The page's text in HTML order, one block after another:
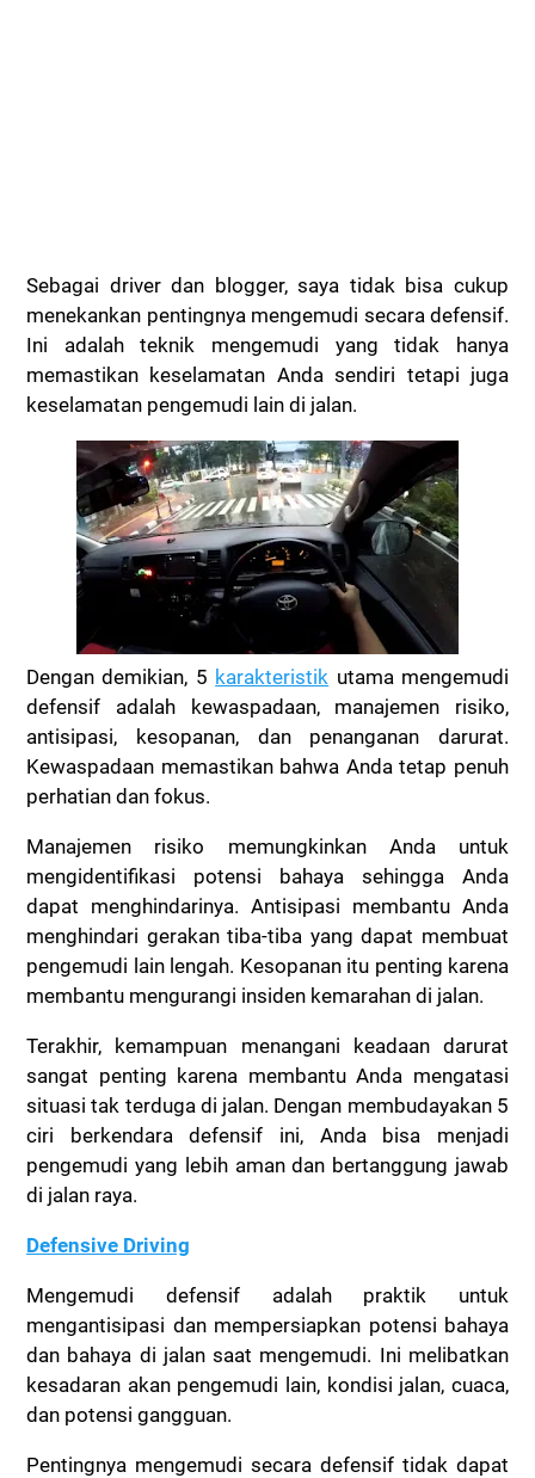
Sebagai driver dan blogger, saya tidak bisa cukup
menekankan pentingnya mengemudi secara defensif.
Ini adalah teknik mengemudi yang tidak hanya
memastikan keselamatan Anda sendiri tetapi juga
keselamatan pengemudi lain di jalan.
Dengan demikian, 5 karakteristik utama mengemudi
defensif adalah kewaspadaan, manajemen risiko,
antisipasi, kesopanan, dan penanganan darurat.
Kewaspadaan memastikan bahwa Anda tetap penuh
perhatian dan fokus.
Manajemen risiko memungkinkan Anda untuk
mengidentifikasi potensi bahaya sehingga Anda
dapat menghindarinya. Antisipasi membantu Anda
menghindari gerakan tiba-tiba yang dapat membuat
pengemudi lain lengah. Kesopanan itu penting karena
membantu mengurangi insiden kemarahan di jalan.
Terakhir, kemampuan menangani keadaan darurat
sangat penting karena membantu Anda mengatasi
situasi tak terduga di jalan. Dengan membudayakan 5
ciri berkendara defensif ini, Anda bisa menjadi
pengemudi yang lebih aman dan bertanggung jawab
di jalan raya.
Defensive Driving
Mengemudi defensif adalah praktik untuk
mengantisipasi dan mempersiapkan potensi bahaya
dan bahaya di jalan saat mengemudi. Ini melibatkan
kesadaran akan pengemudi lain, kondisi jalan, cuaca,
dan potensi gangguan.
Pentingnya mengemudi secara defensif tidak dapat